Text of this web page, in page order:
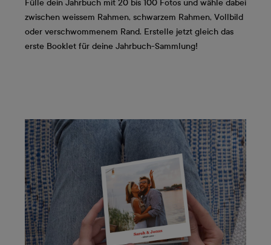
Fülle dein Jahrbuch mit 20 bis 100 Fotos und wähle dabei
zwischen weissem Rahmen, schwarzem Rahmen, Vollbild
oder verschwommenem Rand. Erstelle jetzt gleich das
erste Booklet für deine Jahrbuch-Sammlung!